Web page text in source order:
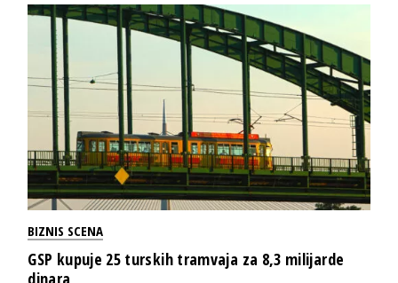
BIZNIS SCENA
GSP kupuje 25 turskih tramvaja za 8,3 milijarde
dinara